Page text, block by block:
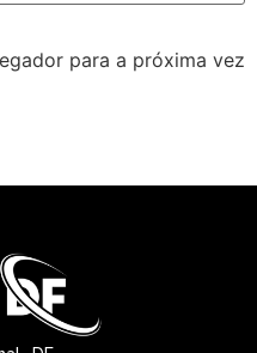
para a próxima vez